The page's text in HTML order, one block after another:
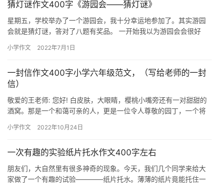
猜灯谜作文400字《游园会——猜灯谜》
星期五，学校举办了一个游园会，我十分幸运地参加了。其实游园
会就是猜灯谜，答对了八题有奖品。 一开始我以为游园会会很好
容易答…
小学作文 2022年7月1日
一封信作文400字小学六年级范文，（写给老师的一封
信）
敬爱的王老师: 您好! 白皮肤，大眼睛，樱桃小嘴旁还有一对甜甜的
酒窝。那是一个和蔼可亲的人，更是一位令人尊敬的园丁，一个将
小学作文 2022年10月24日
一次有趣的实验纸片托水作文400字左右
朋友们，大自然里有很多神奇的现象。今天，我们几个同学来给大
家做了一个有趣的试验————纸片托水。薄薄的纸片竟能托住一